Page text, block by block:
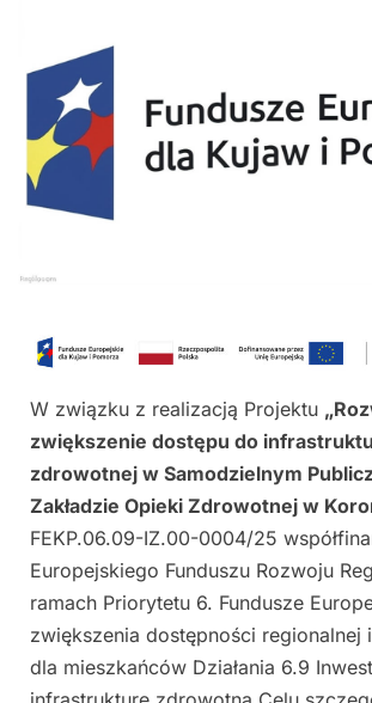
W związku z realizacją Projektu „
zwiększenie dostępu do
zdrowotnej w Samodzielnym
Zakładzie Opieki Zdrowotnej w
FEKP.06.09-IZ.00-0004/25
Europejskiego Funduszu Rozwoju
ramach Priorytetu 6. Fundusze
zwiększenia dostępności regionalnej
dla mieszkańców Działania 6.9